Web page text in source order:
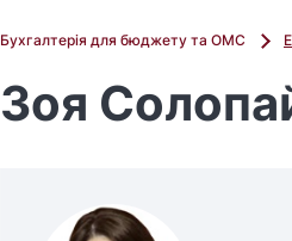
Бухгалтерія для бюджету та ОМС
Зоя